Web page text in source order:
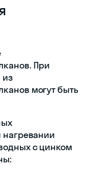
При
из
могут быть
нагревании
с цинком